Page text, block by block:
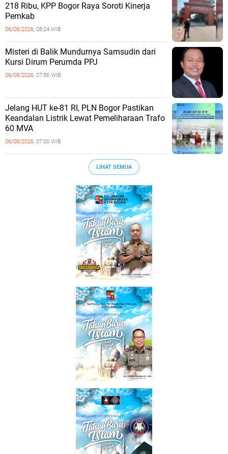
218 Ribu, KPP Bogor Raya Soroti Kinerja
Pemkab
06/08/2026, 08:24 WIB
Misteri di Balik Mundurnya Samsudin dari
Kursi Dirum Perumda PPJ
06/08/2026, 07:56 WIB
Jelang HUT ke-81 RI, PLN Bogor Pastikan
Keandalan Listrik Lewat Pemeliharaan Trafo
60 MVA
06/08/2026, 07:00 WIB
LIHAT SEMUA